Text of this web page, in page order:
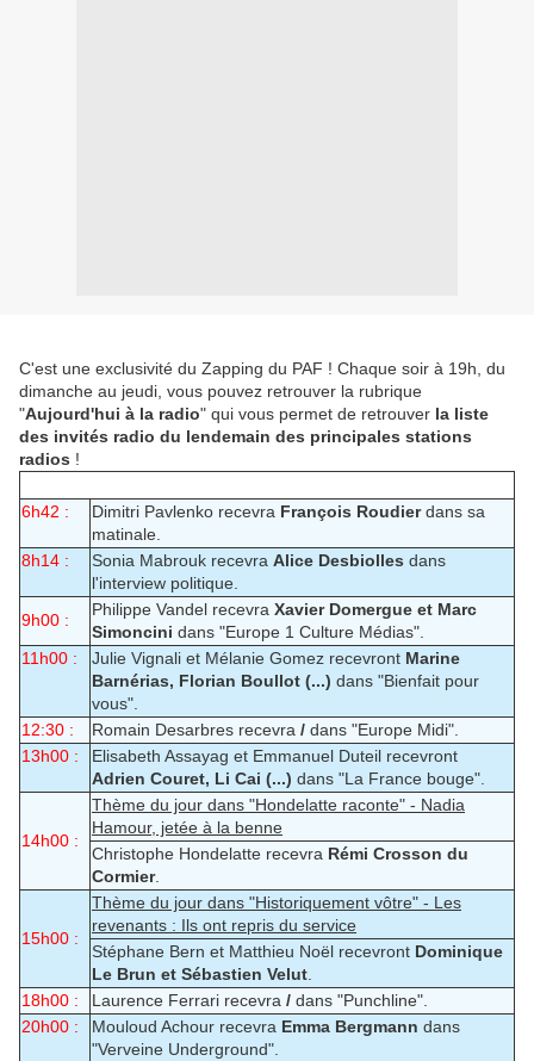
C'est une exclusivité du Zapping du PAF ! Chaque soir à 19h, du
dimanche au jeudi, vous pouvez retrouver la rubrique
"Aujourd'hui à la radio" qui vous permet de retrouver la liste
des invités radio du lendemain des principales stations
radios !
6h42 : Dimitri Pavlenko recevra François Roudierdans sa
matinale.
8h14 :
Sonia Mabrouk recevra Alice Desbiolles dans
l'interview politique.
9h00 :
Philippe Vandel recevra Xavier Domergue et Marc
Simoncini dans "Europe 1 Culture Médias".
11h00 :
Julie Vignali et Mélanie Gomez recevront Marine
Barnérias, Florian Boullot (...) dans "Bienfait pour
vous".
12:30 :
Romain Desarbres recevra / dans "Europe Midi".
13h00 :
Elisabeth Assayag et Emmanuel Duteil recevront
Adrien Couret, Li Cai (...) dans "La France bouge".
14h00 :
Thème du jour dans "Hondelatte raconte" - Nadia
Hamour, jetée à la benne
Christophe Hondelatte recevra Rémi Crosson du
Cormier.
15h00 :
Thème du jour dans "Historiquement vôtre" - Les
revenants : Ils ont repris du service
Stéphane Bern et Matthieu Noël recevront Dominique
Le Brun et Sébastien Velut
18h00 :
Laurence Ferrari recevra / dans "Punchline".
20h00 :
Mouloud Achour recevra Emma Bergmann dans
"Verveine Underground".